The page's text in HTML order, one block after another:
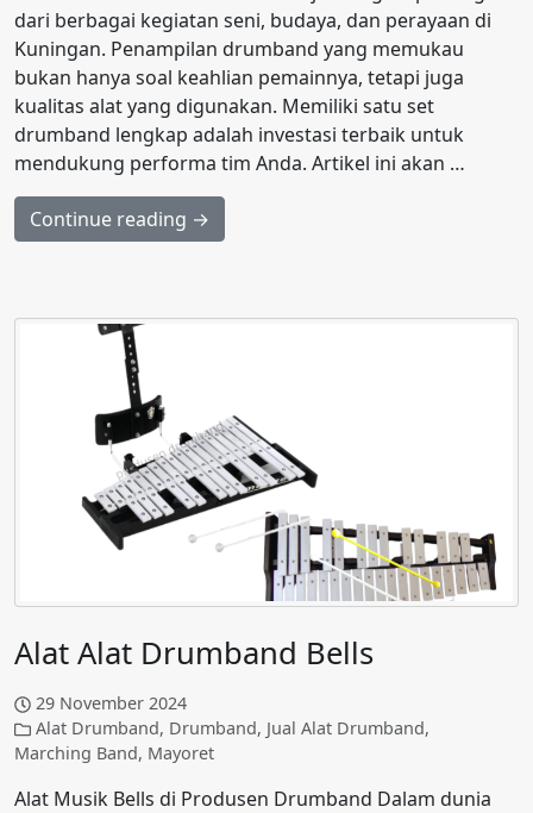
dari berbagai kegiatan seni, budaya, dan perayaan di
Kuningan. Penampilan drumband yang memukau
bukan hanya soal keahlian pemainnya, tetapi juga
kualitas alat yang digunakan. Memiliki satu set
drumband lengkap adalah investasi terbaik untuk
mendukung performa tim Anda. Artikel ini akan …
Continue reading →
Alat Alat Drumband Bells
29 November 2024
Alat Drumband, Drumband, Jual Alat Drumband,
Marching Band, Mayoret
Alat Musik Bells di Produsen Drumband Dalam dunia